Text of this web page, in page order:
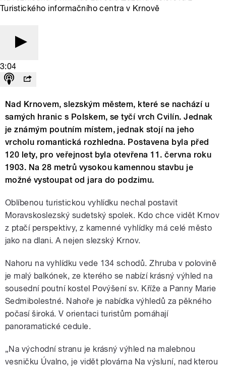
Turistického informačního centra v Krnově
3:04
Nad Krnovem, slezským městem, které se nachází u
samých hranic s Polskem, se tyčí vrch Cvilín. Jednak
je známým poutním místem, jednak stojí na jeho
vrcholu romantická rozhledna. Postavena byla před
120 lety, pro veřejnost byla otevřena 11. června roku
1903. Na 28 metrů vysokou kamennou stavbu je
možné vystoupat od jara do podzimu.
Oblíbenou turistickou vyhlídku nechal postavit
Moravskoslezský sudetský spolek. Kdo chce vidět Krnov
z ptačí perspektivy, z kamenné vyhlídky má celé město
jako na dlani. A nejen slezský Krnov.
Nahoru na vyhlídku vede 134 schodů. Zhruba v polovině
je malý balkónek, ze kterého se nabízí krásný výhled na
sousední poutní kostel Povýšení sv. Kříže a Panny Marie
Sedmibolestné. Nahoře je nabídka výhledů za pěkného
počasí široká. V orientaci turistům pomáhají
panoramatické cedule.
„Na východní stranu je krásný výhled na malebnou
vesničku Úvalno, je vidět plovárna Na výsluní, nad kterou